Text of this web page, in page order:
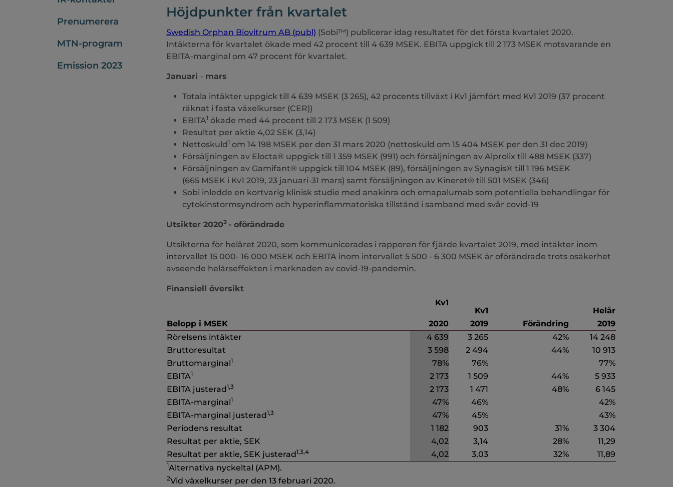
Prenumerera
MTN-program
Emission 2023
Höjdpunkter från kvartalet
Swedish Orphan Biovitrum AB (publ) (Sobi™) publicerar idag resultatet för det första kvartalet 2020.
Intäkterna för kvartalet ökade med 42 procent till 4 639 MSEK. EBITA uppgick till 2 173 MSEK motsvarande en
EBITA-marginal om 47 procent för kvartalet.
Januari - mars
Totala intäkter uppgick till 4 639 MSEK (3 265), 42 procents tillväxt i Kv1 jämfört med Kv1 2019 (37 procent
räknat i fasta växelkurser (CER))
EBITA1 ökade med 44 procent till 2 173 MSEK (1 509)
Resultat per aktie 4,02 SEK (3,14)
Nettoskuld1 om 14 198 MSEK per den 31 mars 2020 (nettoskuld om 15 404 MSEK per den 31 dec 2019)
Försäljningen av Elocta® uppgick till 1 359 MSEK (991) och försäljningen av Alprolix till 488 MSEK (337)
Försäljningen av Gamifant® uppgick till 104 MSEK (89), försäljningen av Synagis® till 1 196 MSEK
(665 MSEK i Kv1 2019, 23 januari-31 mars) samt försäljningen av Kineret® till 501 MSEK (346)
Sobi inledde en kortvarig klinisk studie med anakinra och emapalumab som potentiella behandlingar för
cytokinstormsyndrom och hyperinflammatoriska tillstånd i samband med svår covid-19
Utsikter 20202 - oförändrade
Utsikterna för helåret 2020, som kommunicerades i rapporen för fjärde kvartalet 2019, med intäkter inom
intervallet 15 000- 16 000 MSEK och EBITA inom intervallet 5 500 - 6 300 MSEK är oförändrade trots osäkerhet
avseende helårseffekten i marknaden av covid-19-pandemin.
Finansiell översikt
Kv1
Kv1
Helår
Belopp i MSEK
2020 2019 Förändring
2019
Rörelsens intäkter
4 639 3 265 42%
14 248
Bruttoresultat
3 598 2 494 44%
10 913
Bruttomarginal1 78% 76%
77%
EBITA1 2 173 1 509 44%
5 933
EBITA justerad1,3 2 173 1 471 48%
6 145
EBITA-marginal1 47% 46%
42%
EBITA-marginal justerad1,3 47% 45%
43%
Periodens resultat
1 182 903 31%
3 304
Resultat per aktie, SEK
4,02 3,14 28%
11,29
Resultat per aktie, SEK justerad1,3,4 4,02 3,03 32% 11,89
1Alternativa nyckeltal (APM).
2Vid växelkurser per den 13 februari 2020.